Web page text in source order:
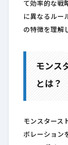
て効率的な戦
に異なるルー
の特徴を理解
モンス
とは？
モンスタース
ボレーション